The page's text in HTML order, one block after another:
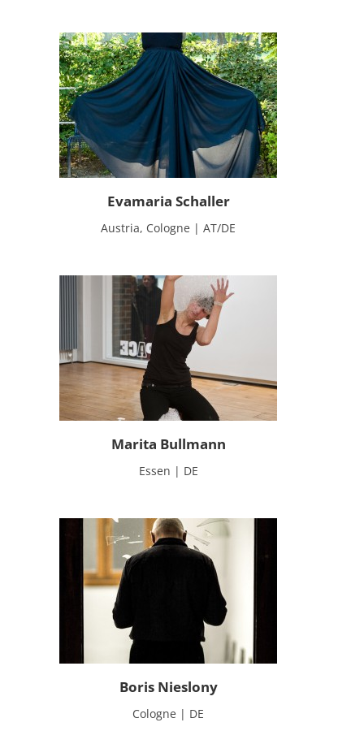
Evamaria Schaller
Austria, Cologne | AT/DE
Marita Bullmann
Essen | DE
Boris Nieslony
Cologne | DE